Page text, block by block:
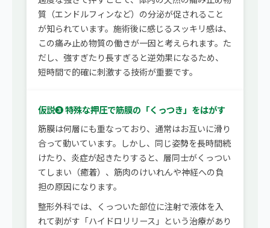
質（エンドルフィンなど）の分泌が促されること
が知られています。施術後に感じるスッキリ感は、
この痛み止め物質の働きが一因と考えられます。た
だし、強すぎたり長すぎると逆効果になるため、
短時間で的確に刺激する技術が重要です。
仮説❸ 特殊な押圧で筋膜の「くっつき」をはがす
筋膜は何層にも重なっており、通常はお互いに滑り
合って動いています。しかし、同じ姿勢を長時間続
けたり、炎症が起きたりすると、層同士がくっつい
てしまい（癒着）、筋肉のけいれんや神経への負
担の原因になります。
整形外科では、くっついた部位に注射で液体を入
れて剥がす「ハイドロリリース」という治療があり